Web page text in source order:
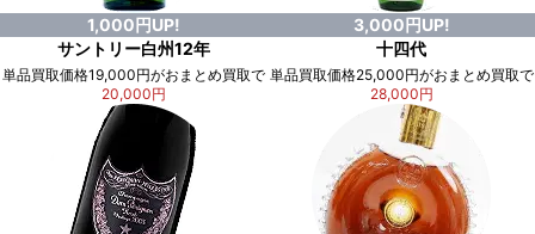
1,000円UP!
サントリー白州12年
単品買取価格19,000円がおまとめ買取で
20,000円
3,000円UP!
十四代
単品買取価格25,000円がおまとめ買取で
28,000円